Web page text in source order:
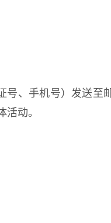
、手机号）发送至
动。